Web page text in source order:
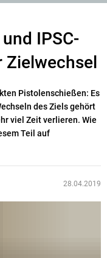
IPSC-
Pistolenschießen: Es
des Ziels gehört
viel Zeit verlieren. Wie
Teil auf
28.04.2019